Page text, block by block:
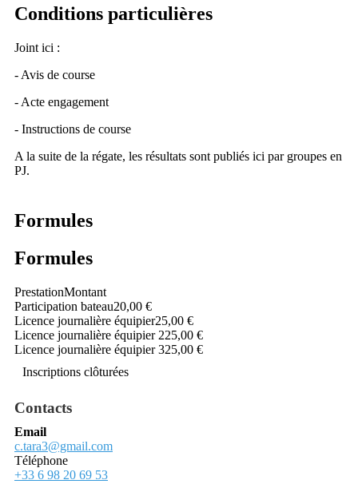
Conditions particulières
Joint ici :
- Avis de course
- Acte engagement
- Instructions de course
A la suite de la régate, les résultats sont publiés ici par groupes en
PJ.
Formules
Formules
PrestationMontant
Participation bateau20,00 €
Licence journalière équipier25,00 €
Licence journalière équipier 225,00 €
Licence journalière équipier 325,00 €
Inscriptions clôturées
Contacts
Email
c.tara3@gmail.com
Téléphone
+33 6 98 20 69 53